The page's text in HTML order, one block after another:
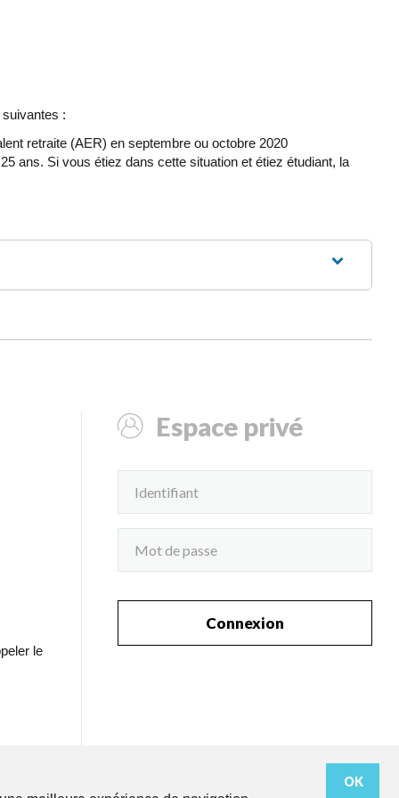
:
retraite (AER) en septembre ou octobre 2020
ans. Si vous étiez dans cette situation et étiez étudiant, la
le
Espace privé
Connexion
OK